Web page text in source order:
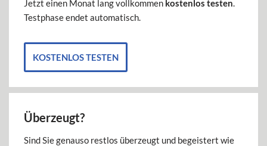
Jetzt einen Monat lang vollkommen kostenlos testen.
Testphase endet automatisch.
KOSTENLOS TESTEN
Überzeugt?
Sind Sie genauso restlos überzeugt und begeistert wie